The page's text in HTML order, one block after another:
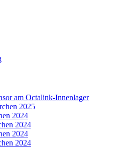
am Octalink-Innenlager
2025
2024
2024
2024
2024